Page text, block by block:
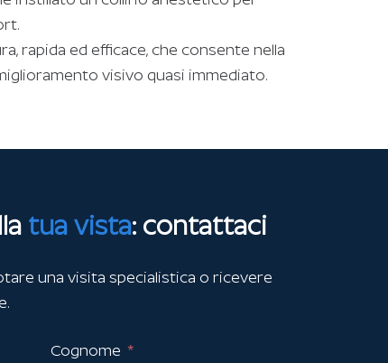
rapida ed efficace, che consente nella
visivo quasi immediato.
tua vista: contattaci
una visita specialistica o ricevere
Cognome